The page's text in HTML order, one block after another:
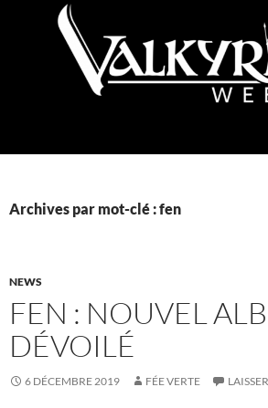
Archives par mot-clé : fen
NEWS
FEN : NOUVEL
DÉVOILÉ
6 DÉCEMBRE 2019 FÉE VERTE